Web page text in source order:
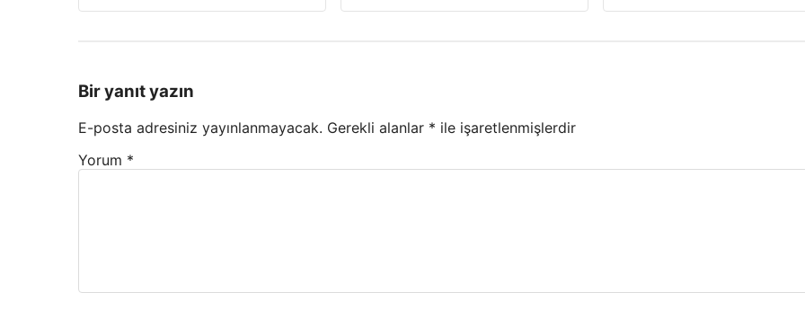
Bir yanıt yazın
E-posta adresiniz yayınlanmayacak. Gerekli alanlar * ile işaretlenmişlerdir
Yorum *